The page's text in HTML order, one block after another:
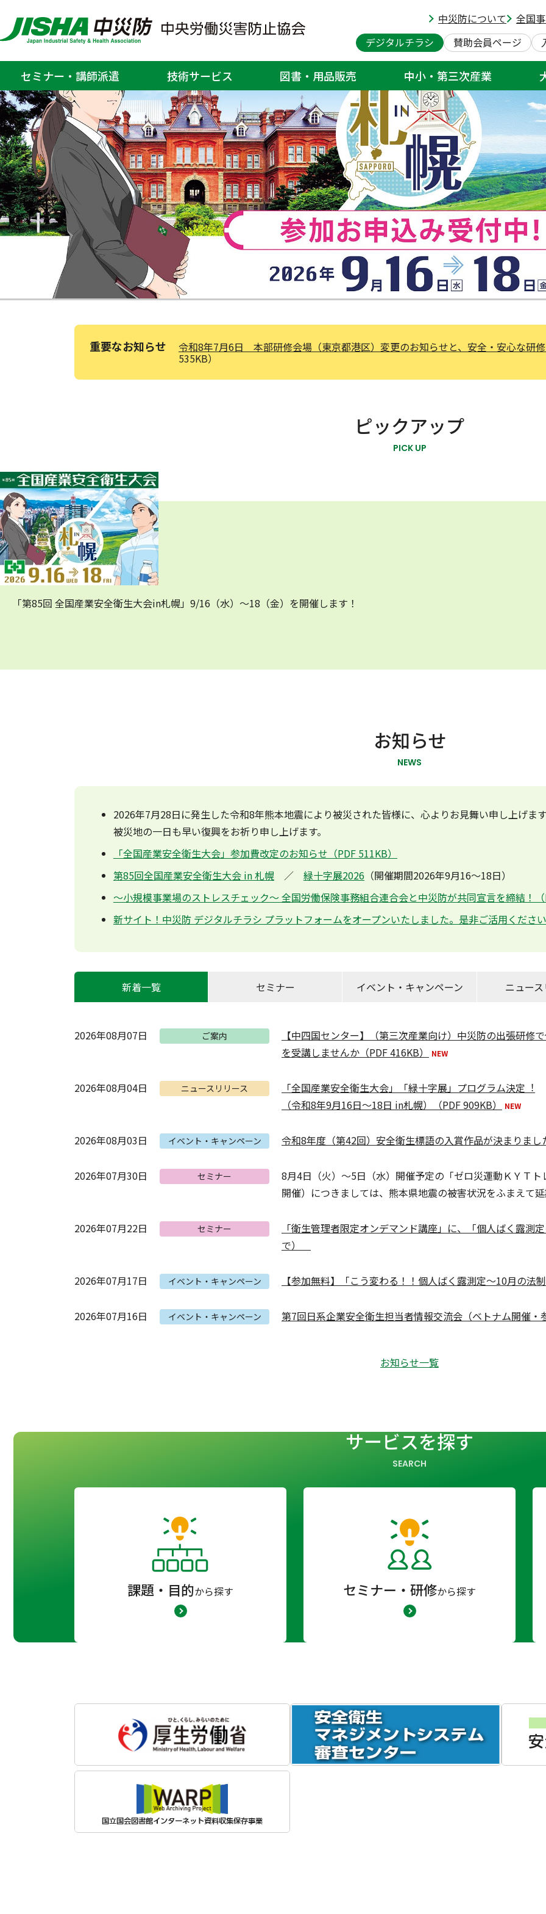
中災防について
全国
デジタルチラシ
賛助会員ページ
セミナー・講師派遣 技術サービス 図書・用品販売 中小・第三次産業
重要なお知らせ 令和8年7月6日 本部研修会場（東京都港区）変更のお知らせと、安全・安心な研
535KB）
ピックアップ
PICK UP
「第85回 全国産業安全衛生大会in札幌」9/16（水）～18（金）を開催します！
お知らせ
NEWS
2026年7月28日に発生した令和8年熊本地震により被災された皆様に、心よりお見舞い申し上げま
被災地の一日も早い復興をお祈り申し上げます。
「全国産業安全衛生大会」参加費改定のお知らせ（PDF 511KB）
第85回全国産業安全衛生大会 in 札幌 ／ 緑十字展2026 （開催期間2026年9月16～18日）
～小規模事業場のストレスチェック～ 全国労働保険事務組合連合会と中災防が共同宣言を締結！
新サイト！中災防 デジタルチラシ プラットフォームをオープンいたしました。是非ご活用くださ
新着一覧 セミナー イベント・キャンペーン ニュー
2026年08月07日 ご案内
【中四国センター】（第三次産業向け）中災防の出張研修
を受講しませんか（PDF 416KB）
2026年08月04日 ニュースリリース
「全国産業安全衛生大会」「緑十字展」プログラム決定︕
（令和8年9月16日～18日 in札幌）（PDF 909KB）
2026年08月03日 イベント・キャンペーン 令和8年度（第42回）安全衛生標語の入賞作品が決まりまし
2026年07月30日 セミナー
8月4日（火）～5日（水）開催予定の「ゼロ災運動ＫＹＴ
開催）につきましては、熊本県地震の被害状況をふまえて
2026年07月22日 セミナー
「衛生管理者限定オンデマンド講座」に、「個人ばく露測
で）
2026年07月17日 イベント・キャンペーン 【参加無料】「こう変わる！！個人ばく露測定～10月の法
2026年07月16日 イベント・キャンペーン 第7回日系企業安全衛生担当者情報交流会（ベトナム開催
お知らせ一覧
サービスを探す
SEARCH
課題・目的から探す セミナー・研修から探す